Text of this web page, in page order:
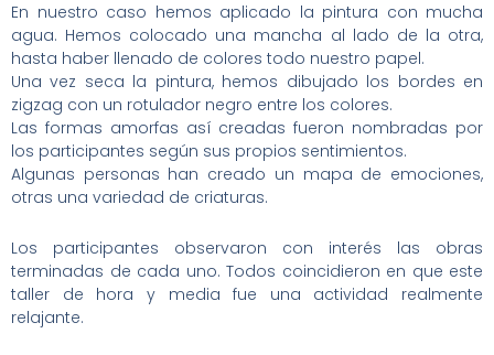
En nuestro caso hemos aplicado la pintura con mucha
agua. Hemos colocado una mancha al lado de la otra,
hasta haber llenado de colores todo nuestro papel.
Una vez seca la pintura, hemos dibujado los bordes en
zigzag con un rotulador negro entre los colores.
Las formas amorfas así creadas fueron nombradas por
los participantes según sus propios sentimientos.
Algunas personas han creado un mapa de emociones,
otras una variedad de criaturas.
Los participantes observaron con interés las obras
terminadas de cada uno. Todos coincidieron en que este
taller de hora y media fue una actividad realmente
relajante.